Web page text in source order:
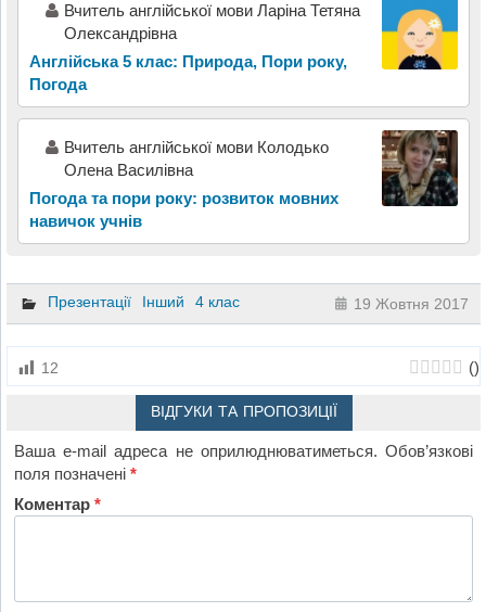
Вчитель англійської мови Ларіна Тетяна
Олександрівна
Англійська 5 клас: Природа, Пори року,
Погода
Вчитель англійської мови Колодько
Олена Василівна
Погода та пори року: розвиток мовних
навичок учнів
Презентації Інший 4 клас 19 Жовтня 2017
12 ()
ВІДГУКИ ТА ПРОПОЗИЦІЇ
Ваша e-mail адреса не оприлюднюватиметься. Обов’язкові
поля позначені*
Коментар*